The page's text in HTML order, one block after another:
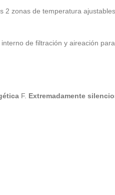
zonas de temperatura
de filtración y aireación
F. Extremadamente